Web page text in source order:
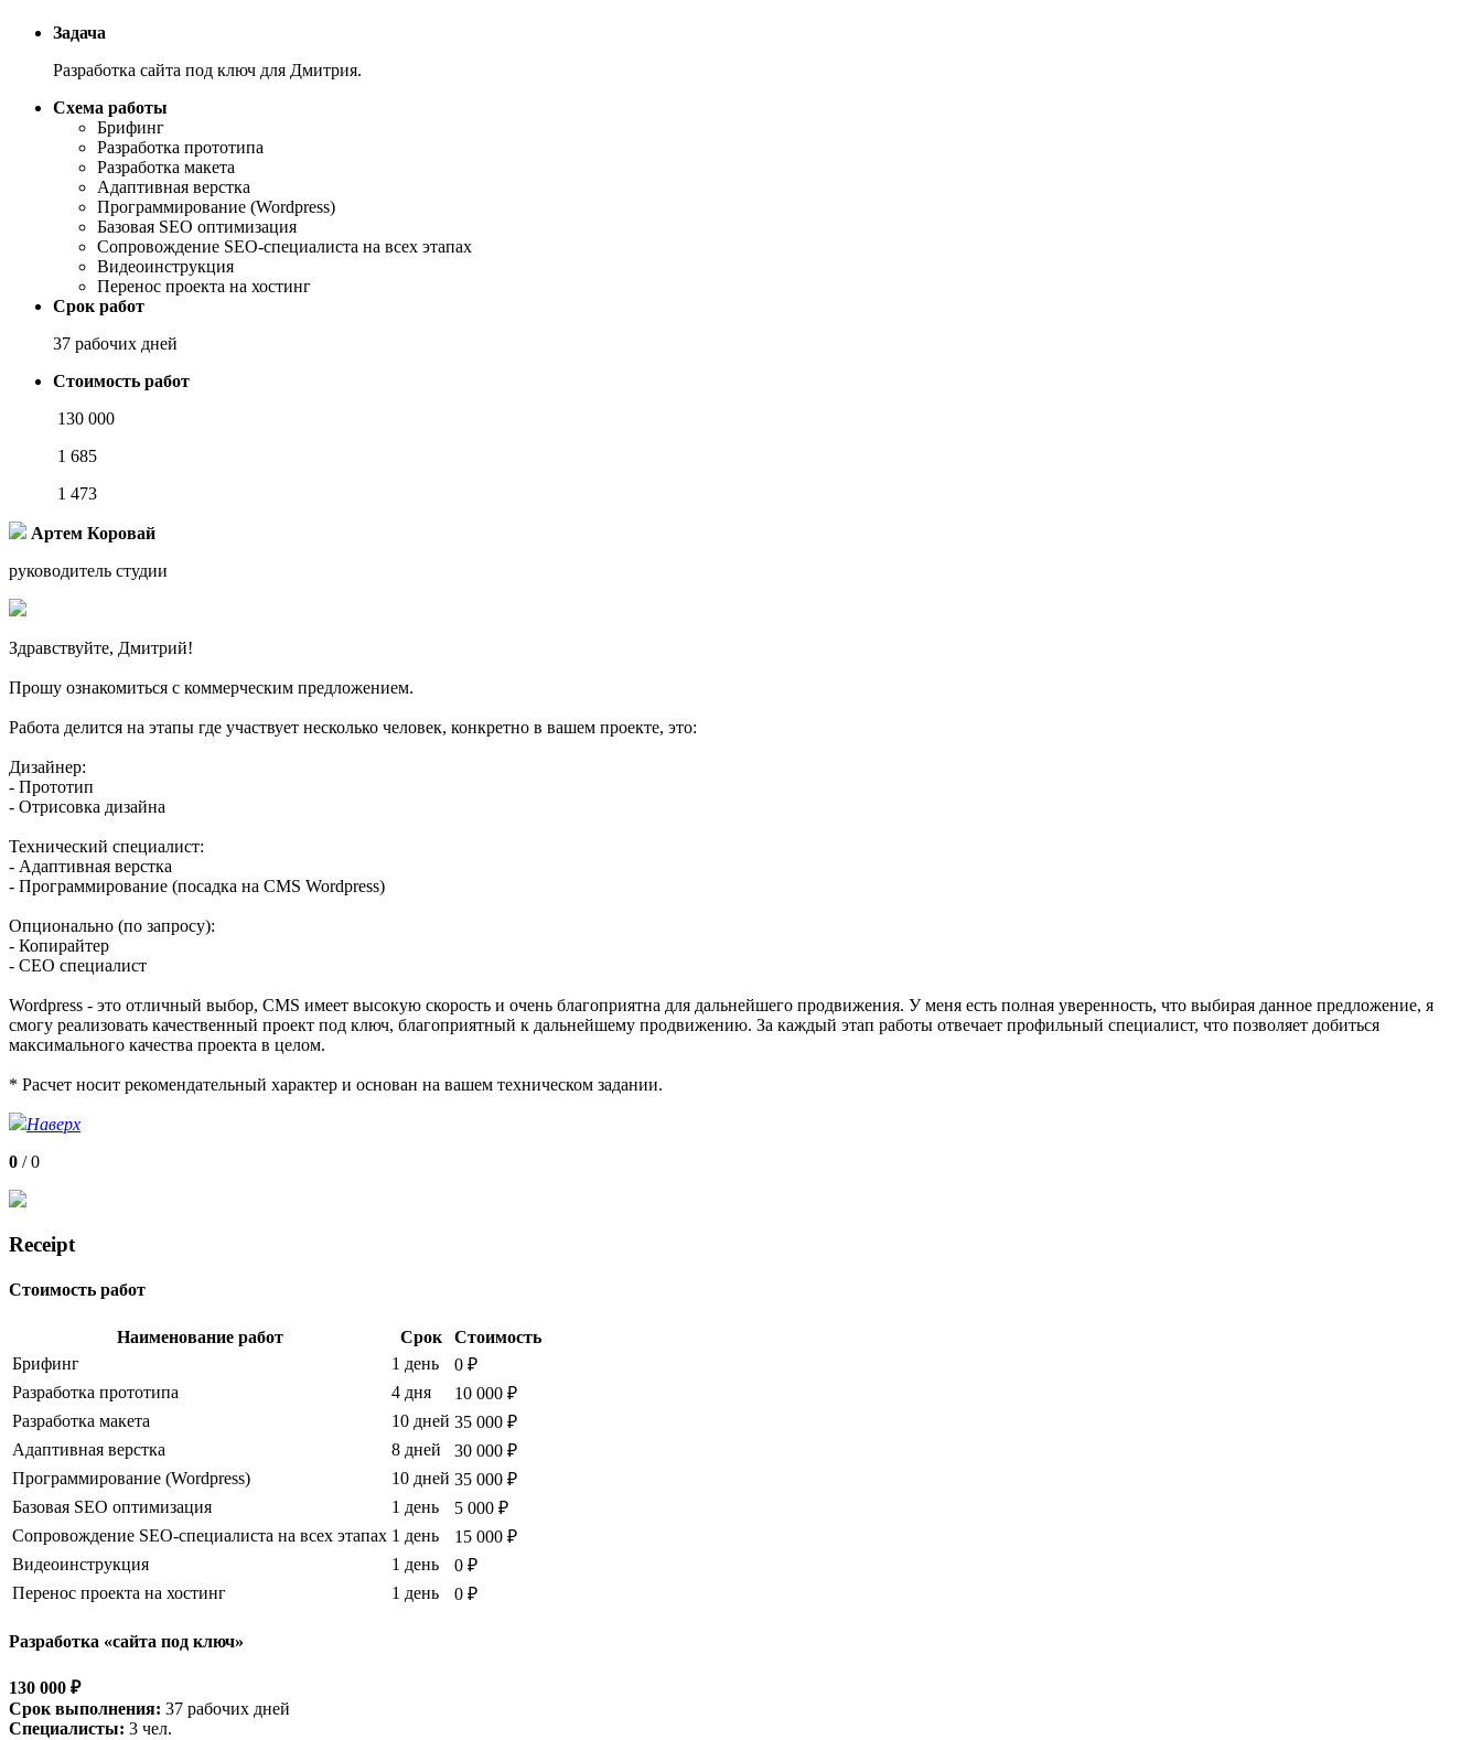
Задача
Разработка сайта под ключ для Дмитрия.
Схема работы
Брифинг
Разработка прототипа
Разработка макета
Адаптивная верстка
Программирование (Wordpress)
Базовая SEO оптимизация
Сопровождение SEO-специалиста на всех этапах
Видеоинструкция
Перенос проекта на хостинг
Срок работ
37 рабочих дней
Стоимость работ
130 000
1 685
1 473
Артем Коровай
руководитель студии
Здравствуйте, Дмитрий!
Прошу ознакомиться с коммерческим предложением.
Работа делится на этапы где участвует несколько человек, конкретно в вашем проекте, это:
Дизайнер:
- Прототип
- Отрисовка дизайна
Технический специалист:
- Адаптивная верстка
- Программирование (посадка на CMS Wordpress)
Опционально (по запросу):
- Копирайтер
- СЕО специалист
Wordpress - это отличный выбор, CMS имеет высокую скорость и очень благоприятна для дальнейшего продвижения. У меня есть полная уверенность, что выбирая данное предложение, я
смогу реализовать качественный проект под ключ, благоприятный к дальнейшему продвижению. За каждый этап работы отвечает профильный специалист, что позволяет добиться
максимального качества проекта в целом.
* Расчет носит рекомендательный характер и основан на вашем техническом задании.
Наверх
0 /0
Receipt
Стоимость работ
Наименование работ Срок
Стоимость
Брифинг
1 день
0 ₽
Разработка прототипа
4 дня
10 000 ₽
Разработка макета
10 дней 35 000 ₽
Адаптивная верстка
8 дней
30 000 ₽
Программирование (Wordpress)
10 дней 35 000 ₽
Базовая SEO оптимизация
1 день
5 000 ₽
Сопровождение SEO-специалиста на всех этапах 1 день
15 000 ₽
Видеоинструкция
1 день
0 ₽
Перенос проекта на хостинг
1 день 0 ₽
Разработка «сайта под ключ»
130 000 ₽
Срок выполнения: 37 рабочих дней
Специалисты: 3 чел.